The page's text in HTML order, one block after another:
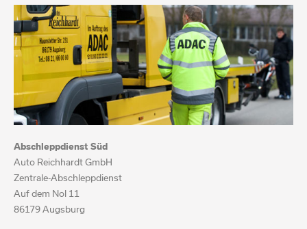
Abschleppdienst Süd
Auto Reichhardt GmbH
Zentrale-Abschleppdienst
Auf dem Nol 11
86179 Augsburg